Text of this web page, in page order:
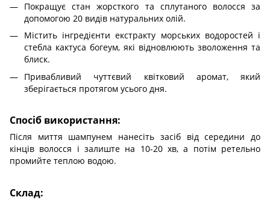
Покращує стан жорсткого та сплутаного волосся за
допомогою 20 видів натуральних олій.
Містить інгредієнти екстракту морських водоростей і
стебла кактуса богеум, які відновлюють зволоження та
блиск.
Привабливий чуттєвий квітковий аромат, який
зберігається протягом усього дня.
Спосіб використання:
Після миття шампунем нанесіть засіб від середини до
кінців волосся і залиште на 10-20 хв, а потім ретельно
промийте теплою водою.
Склад: